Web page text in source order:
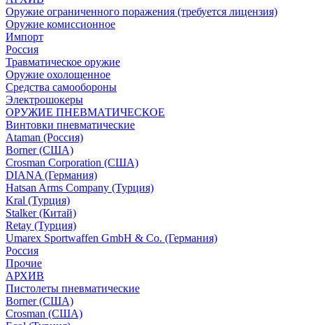
Оружие ограниченного поражения (требуется лицензия)
Оружие комиссионное
Импорт
Россия
Травматическое оружие
Оружие охолощенное
Средства самообороны
Электрошокеры
ОРУЖИЕ ПНЕВМАТИЧЕСКОЕ
Винтовки пневматические
Ataman (Россия)
Borner (США)
Crosman Corporation (США)
DIANA (Германия)
Hatsan Arms Company (Турция)
Kral (Турция)
Stalker (Китай)
Retay (Турция)
Umarex Sportwaffen GmbH & Co. (Германия)
Россия
Прочие
АРХИВ
Пистолеты пневматические
Borner (США)
Crosman (США)